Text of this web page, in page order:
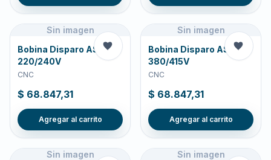
Sin imagen
Bobina Disparo AS225
220/240V
CNC
$ 68.847,31
Agregar al carrito
Sin imagen
Bobina Disparo AS385
380/415V
CNC
$ 68.847,31
Agregar al carrito
Sin imagen
Sin imagen